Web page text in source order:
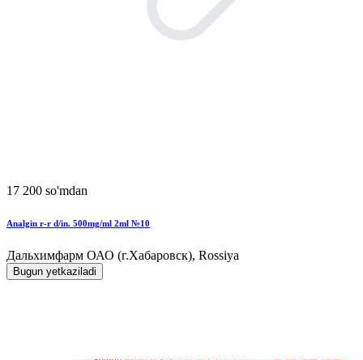
17 200 so'mdan
Analgin r-r d/in. 500mg/ml 2ml №10
Дальхимфарм ОАО (г.Хабаровск), Rossiya
Bugun yetkaziladi